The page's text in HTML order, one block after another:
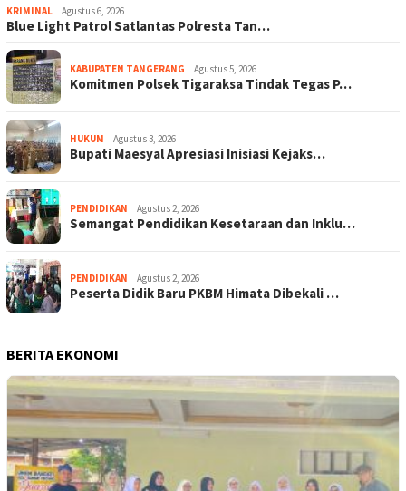
KRIMINAL Agustus 6, 2026
Blue Light Patrol Satlantas Polresta Tan…
KABUPATEN TANGERANG Agustus 5, 2026
Komitmen Polsek Tigaraksa Tindak Tegas P…
HUKUM Agustus 3, 2026
Bupati Maesyal Apresiasi Inisiasi Kejaks…
PENDIDIKAN Agustus 2, 2026
Semangat Pendidikan Kesetaraan dan Inklu…
PENDIDIKAN Agustus 2, 2026
Peserta Didik Baru PKBM Himata Dibekali …
BERITA EKONOMI